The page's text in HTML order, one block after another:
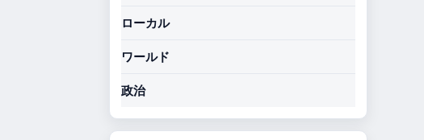
ローカル
ワールド
政治